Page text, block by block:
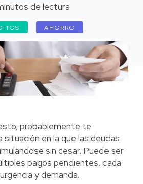
de lectura
AHORRO
probablemente te
situación en la que las deudas
sin cesar. Puede ser
pagos pendientes, cada
y demanda.